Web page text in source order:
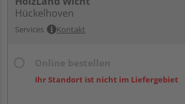
Hückelhoven
Services Kontakt
Ihr Standort ist nicht im Liefergebiet